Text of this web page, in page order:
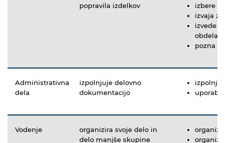
popravila izdelkov
izbere
izvaja
izvede
pozna
Administrativna
dela
izpolnjuje delovno
dokumentacijo
Vodenje
organizira svoje delo in
delo manjše skupine